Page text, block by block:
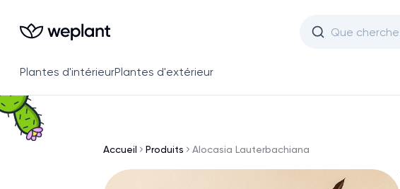
Plantes d'intérieurPlantes d'extérieur
Accueil Produits Alocasia Lauterbachiana